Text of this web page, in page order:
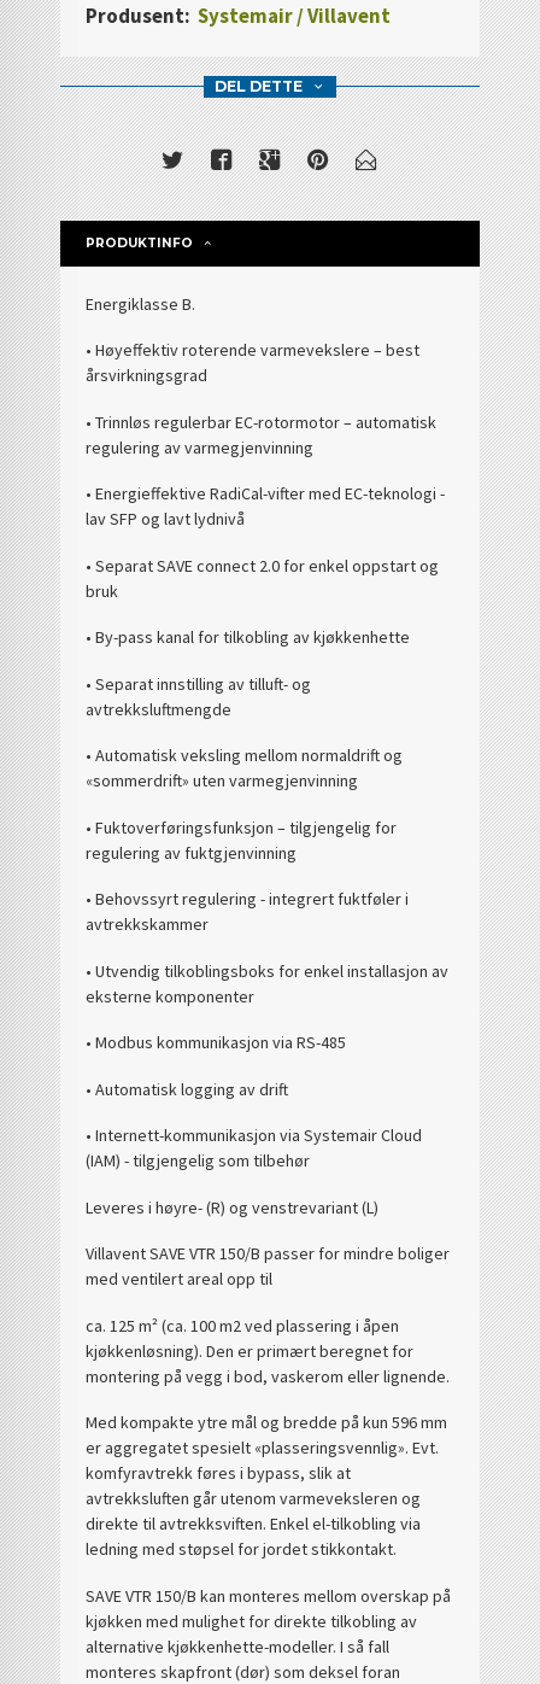
Produsent: Systemair / Villavent
DEL DETTE
PRODUKTINFO
Energiklasse B.
• Høyeffektiv roterende varmevekslere – best
årsvirkningsgrad
• Trinnløs regulerbar EC-rotormotor – automatisk
regulering av varmegjenvinning
• Energieffektive RadiCal-vifter med EC-teknologi -
lav SFP og lavt lydnivå
• Separat SAVE connect 2.0 for enkel oppstart og
bruk
• By-pass kanal for tilkobling av kjøkkenhette
• Separat innstilling av tilluft- og
avtrekksluftmengde
• Automatisk veksling mellom normaldrift og
«sommerdrift» uten varmegjenvinning
• Fuktoverføringsfunksjon – tilgjengelig for
regulering av fuktgjenvinning
• Behovssyrt regulering - integrert fuktføler i
avtrekkskammer
• Utvendig tilkoblingsboks for enkel installasjon av
eksterne komponenter
• Modbus kommunikasjon via RS-485
• Automatisk logging av drift
• Internett-kommunikasjon via Systemair Cloud
(IAM) - tilgjengelig som tilbehør
Leveres i høyre- (R) og venstrevariant (L)
Villavent SAVE VTR 150/B passer for mindre boliger
med ventilert areal opp til
ca. 125 m² (ca. 100 m2 ved plassering i åpen
kjøkkenløsning). Den er primært beregnet for
montering på vegg i bod, vaskerom eller lignende.
Med kompakte ytre mål og bredde på kun 596 mm
er aggregatet spesielt «plasseringsvennlig». Evt.
komfyravtrekk føres i bypass, slik at
avtrekksluften går utenom varmeveksleren og
direkte til avtrekksviften. Enkel el-tilkobling via
ledning med støpsel for jordet stikkontakt.
SAVE VTR 150/B kan monteres mellom overskap på
kjøkken med mulighet for direkte tilkobling av
alternative kjøkkenhette-modeller. I så fall
monteres skapfront (dør) som deksel foran